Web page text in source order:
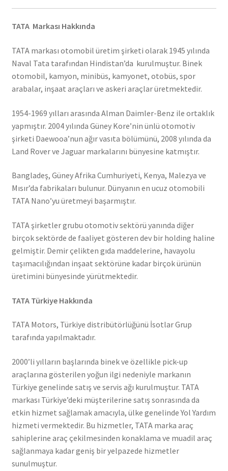
TATA Markası Hakkında
TATA markası otomobil üretim şirketi olarak 1945 yılında
Naval Tata tarafından Hindistan’da kurulmuştur. Binek
otomobil, kamyon, minibüs, kamyonet, otobüs, spor
arabalar, inşaat araçları ve askeri araçlar üretmektedir.
1954-1969 yılları arasında Alman Daimler-Benz ile ortaklık
yapmıştır. 2004 yılında Güney Kore’nin ünlü otomotiv
şirketi Daewooa’nun ağır vasıta bölümünü, 2008 yılında da
Land Rover ve Jaguar markalarını bünyesine katmıştır.
Bangladeş, Güney Afrika Cumhuriyeti, Kenya, Malezya ve
Mısır’da fabrikaları bulunur. Dünyanın en ucuz otomobili
TATA Nano’yu üretmeyi başarmıştır.
TATA şirketler grubu otomotiv sektörü yanında diğer
birçok sektörde de faaliyet gösteren dev bir holding haline
gelmiştir. Demir çelikten gıda maddelerine, havayolu
taşımacılığından inşaat sektörüne kadar birçok ürünün
üretimini bünyesinde yürütmektedir.
TATA Türkiye Hakkında
TATA Motors, Türkiye distribütörlüğünü İsotlar Grup
tarafında yapılmaktadır.
2000’li yılların başlarında binek ve özellikle pick-up
araçlarına gösterilen yoğun ilgi nedeniyle markanın
Türkiye genelinde satış ve servis ağı kurulmuştur. TATA
markası Türkiye’deki müşterilerine satış sonrasında da
etkin hizmet sağlamak amacıyla, ülke genelinde Yol Yardım
hizmeti vermektedir. Bu hizmetler, TATA marka araç
sahiplerine araç çekilmesinden konaklama ve muadil araç
sağlanmaya kadar geniş bir yelpazede hizmetler
sunulmuştur.